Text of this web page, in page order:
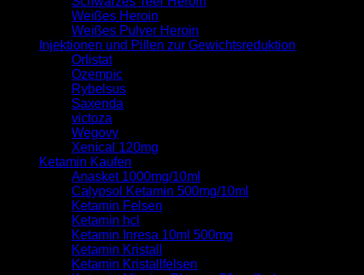
Weißes Heroin
Weißes Pulver Heroin
Injektionen und Pillen zur Gewichtsreduktion
Orlistat
Ozempic
Rybelsus
Saxenda
victoza
Wegovy
Xenical 120mg
Ketamin Kaufen
Anasket 1000mg/10ml
Calypsol Ketamin 500mg/10ml
Ketamin Felsen
Ketamin hcl
Ketamin Inresa 10ml 500mg
Ketamin Kristall
Ketamin Kristallfelsen